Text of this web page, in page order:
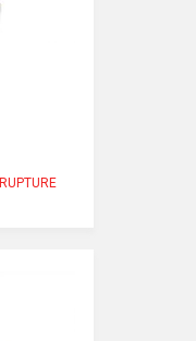
RUPTURE